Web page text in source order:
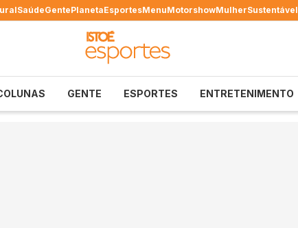
SaúdeGentePlanetaEsportesMenuMotorshowMulherSustentável
GENTE ESPORTES ENTRETENIMENTO